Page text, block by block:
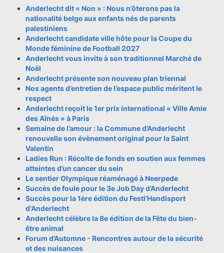
Anderlecht dit « Non » : Nous n’ôterons pas la
nationalité belge aux enfants nés de parents
palestiniens
Anderlecht candidate ville hôte pour la Coupe du
Monde féminine de Football 2027
Anderlecht vous invite à son traditionnel Marché de
Noël
Anderlecht présente son nouveau plan triennal
Nos agents d’entretien de l’espace public méritent le
respect
Anderlecht reçoit le 1er prix international « Ville Amie
des Aînés » à Paris
Semaine de l’amour : la Commune d’Anderlecht
renouvelle son évènement original pour la Saint
Valentin
Ladies Run : Récolte de fonds en soutien aux femmes
atteintes d’un cancer du sein
Le sentier Olympique réaménagé à Neerpede
Succès de foule pour le 3e Job Day d’Anderlecht
Succès pour la 1ère édition du Festi'Handisport
d'Anderlecht
Anderlecht célèbre la 8e édition de la Fête du bien-
être animal
Forum d’Automne - Rencontres autour de la sécurité
et des nuisances